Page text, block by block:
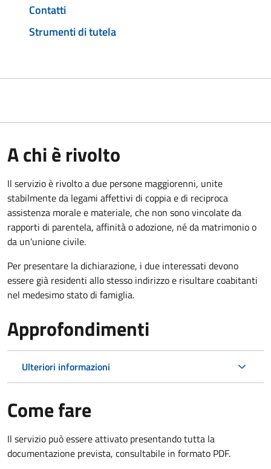
Contatti
Strumenti di tutela
A chi è rivolto
Il servizio è rivolto a due persone maggiorenni, unite
stabilmente da legami affettivi di coppia e di reciproca
assistenza morale e materiale, che non sono vincolate da
rapporti di parentela, affinità o adozione, né da matrimonio o
da un'unione civile.
Per presentare la dichiarazione, i due interessati devono
essere già residenti allo stesso indirizzo e risultare coabitanti
nel medesimo stato di famiglia.
Approfondimenti
Ulteriori informazioni
Come fare
Il servizio può essere attivato presentando tutta la
documentazione prevista, consultabile in formato PDF.